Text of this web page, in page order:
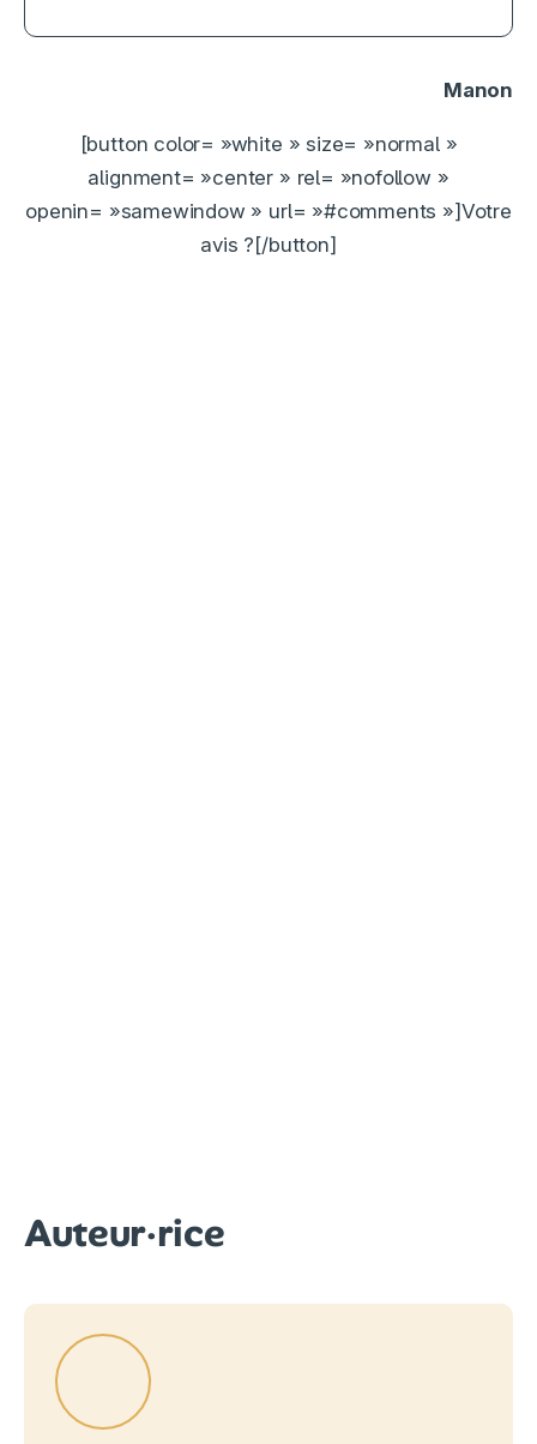
Manon
[button color= »white » size= »normal »
alignment= »center » rel= »nofollow »
openin= »samewindow » url= »#comments »]Votre
avis ?[/button]
Auteur·rice